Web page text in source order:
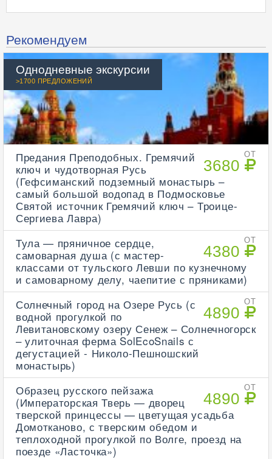
Рекомендуем
Однодневные экскурсии
>1700 ПРЕДЛОЖЕНИЙ
ОТ
3680
Предания Преподобных. Гремячий
ключ и чудотворная Русь
(Гефсиманский подземный монастырь –
самый большой водопад в Подмосковье
Святой источник Гремячий ключ – Троице-
Сергиева Лавра)
ОТ
4380
Тула — пряничное сердце,
самоварная душа (с мастер-
классами от тульского Левши по кузнечному
и самоварному делу, чаепитие с пряниками)
ОТ
4890
Солнечный город на Озере Русь (с
водной прогулкой по
Левитановскому озеру Сенеж – Солнечногорск
– улиточная ферма SolEcoSnails с
дегустацией - Николо-Пешношский
монастырь)
ОТ
4890
Образец русского пейзажа
(Императорская Тверь — дворец
тверской принцессы — цветущая усадьба
Домотканово, с тверским обедом и
теплоходной прогулкой по Волге, проезд на
поезде «Ласточка»)